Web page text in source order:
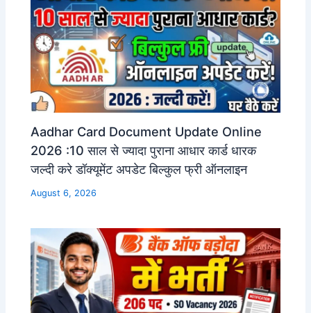
Aadhar Card Document Update Online
2026 :10 साल से ज्यादा पुराना आधार कार्ड धारक
जल्दी करे डॉक्यूमेंट अपडेट बिल्कुल फ्री ऑनलाइन
August 6, 2026